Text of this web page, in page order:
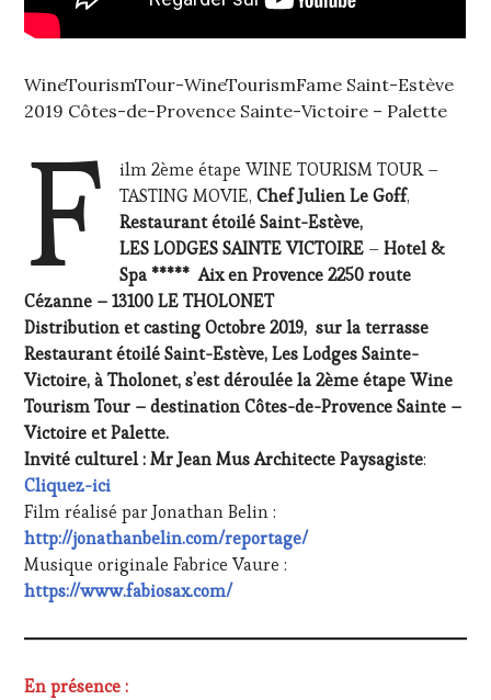
PROVENCE
RESTAURATEUR,
CUISINIER,
ŒNOLOGUE,
VICTOIRE,
SALONS
INTERNATIONAUX,
SPOT
BY,
MOVIE,
VIGNOBLES,
WINE
TASTING
VOUCHER ,
WINE
TOURISM
FAME,
WINE
TOURISM
TOUR
,
WINE
TOURISM
TOUR
WINETASTINGVOUCHER.COM
WineTourismTour-WineTourismFame Saint-Estève
2019 Côtes-de-Provence Sainte-Victoire – Palette
F
ilm 2ème étape WINE TOURISM TOUR –
TASTING MOVIE, Chef Julien Le Goff,
Restaurant étoilé Saint-Estève,
LES LODGES SAINTE VICTOIRE–Hotel &
Spa ***** Aix en Provence2250 route
Cézanne – 13100 LE THOLONET
Distribution et casting Octobre 2019, sur la terrasse
Restaurant étoilé Saint-Estève, Les Lodges Sainte-
Victoire, à Tholonet, s’est déroulée la 2ème étape Wine
Tourism Tour – destination Côtes-de-Provence Sainte –
Victoire et Palette.
Invité culturel : Mr Jean Mus Architecte Paysagiste:
Cliquez-ici
Film réalisé par Jonathan Belin :
http://jonathanbelin.com/reportage/
Musique originale Fabrice Vaure :
https://www.fabiosax.com/
En présence :